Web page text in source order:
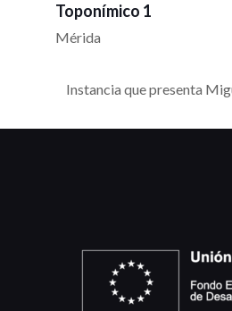
Toponímico 1
Mérida
Instancia que presenta